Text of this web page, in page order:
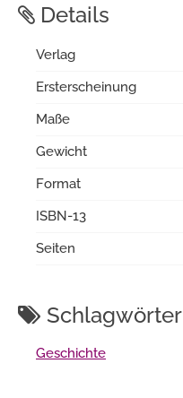
Details
Verlag
Ersterscheinung
Maße
Gewicht
Format
ISBN-13
Seiten
Schlagwörter
Geschichte